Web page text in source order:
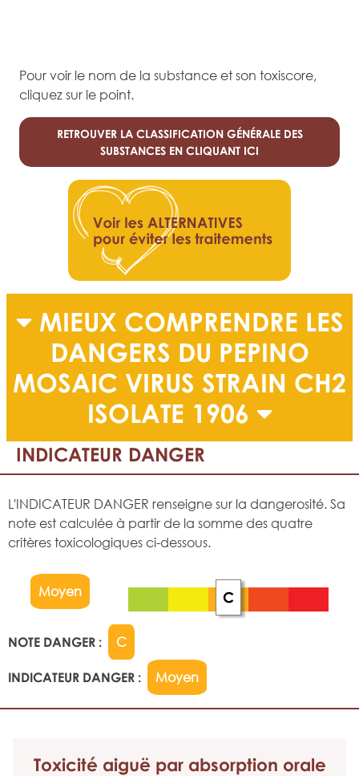
Pour voir le nom de la substance et son toxiscore,
cliquez sur le point.
RETROUVER LA CLASSIFICATION GÉNÉRALE DES
SUBSTANCES EN CLIQUANT ICI
MIEUX COMPRENDRE LES
DANGERS DU PEPINO
MOSAIC VIRUS STRAIN CH2
ISOLATE 1906
INDICATEUR DANGER
L'INDICATEUR DANGER renseigne sur la dangerosité. Sa
note est calculée à partir de la somme des quatre
critères toxicologiques ci-dessous.
Moyen C
NOTE DANGER : C
INDICATEUR DANGER : Moyen
Toxicité aiguë par absorption orale